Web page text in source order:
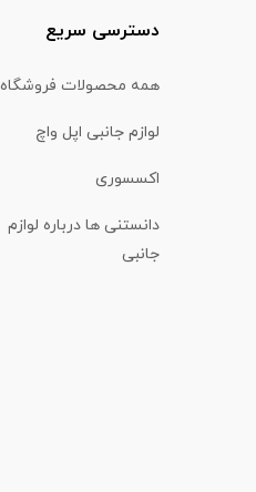
دسترسی سریع
همه محصولات فروشگاه
لوازم جانبی اپل واچ
اکسسوری
دانستنی ها درباره لوازم
جانبی